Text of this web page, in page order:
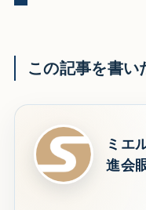
この記事を書い
ミエ
進会